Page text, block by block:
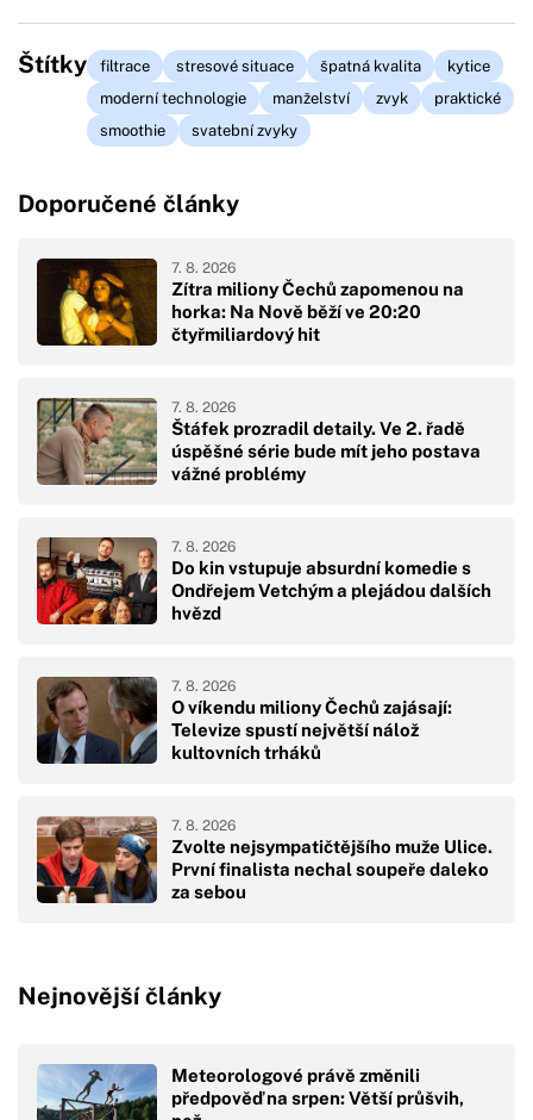
Štítky filtrace stresové situace špatná kvalita
kytice
moderní technologie
manželství zvyk
praktické
smoothie
svatební zvyky
Doporučené články
Zítra miliony Čechů zapomenou na
horka: Na Nově běží ve 20:20
čtyřmiliardový hit
7. 8. 2026
Štáfek prozradil detaily. Ve 2. řadě
úspěšné série bude mít jeho postava
vážné problémy
7. 8. 2026
Do kin vstupuje absurdní komedie s
Ondřejem Vetchým a plejádou dalších
hvězd
7. 8. 2026
O víkendu miliony Čechů zajásají:
Televize spustí největší nálož
kultovních trháků
7. 8. 2026
Zvolte nejsympatičtějšího muže Ulice.
První finalista nechal soupeře daleko
za sebou
7. 8. 2026
Nejnovější články
Meteorologové právě změnili
předpověď na srpen: Větší průšvih,